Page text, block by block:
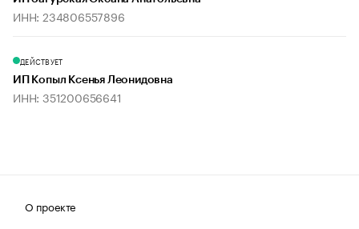
ИНН: 234806557896
ДЕЙСТВУЕТ
ИП Копыл Ксенья Леонидовна
ИНН: 351200656641
О проекте